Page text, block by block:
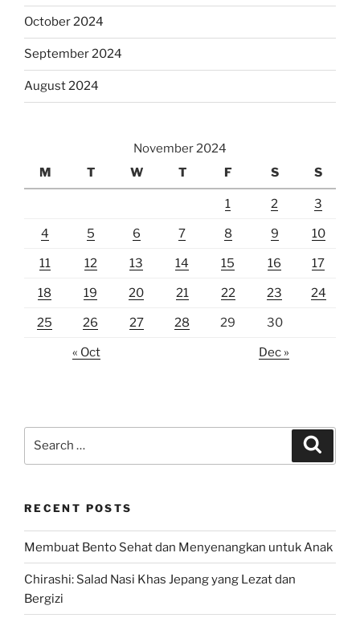
October 2024
September 2024
August 2024
November 2024
M
T W T F S S
1 2 3
4 5 6 7 8 9 10
11 12 13 14 15 16 17
18 19 20 21 22 23 24
25 26 27 28 29 30
« Oct Dec »
RECENT POSTS
Membuat Bento Sehat dan Menyenangkan untuk Anak
Chirashi: Salad Nasi Khas Jepang yang Lezat dan
Bergizi